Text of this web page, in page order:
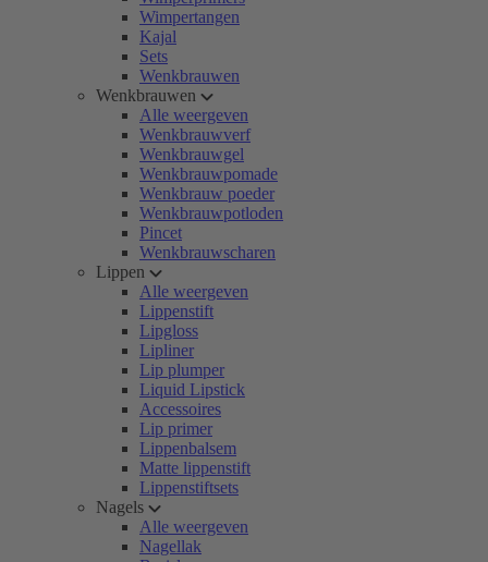
Wimpertangen
Kajal
Sets
Wenkbrauwen
Wenkbrauwen
Alle weergeven
Wenkbrauwverf
Wenkbrauwgel
Wenkbrauwpomade
Wenkbrauw poeder
Wenkbrauwpotloden
Pincet
Wenkbrauwscharen
Lippen
Alle weergeven
Lippenstift
Lipgloss
Lipliner
Lip plumper
Liquid Lipstick
Accessoires
Lip primer
Lippenbalsem
Matte lippenstift
Lippenstiftsets
Nagels
Alle weergeven
Nagellak